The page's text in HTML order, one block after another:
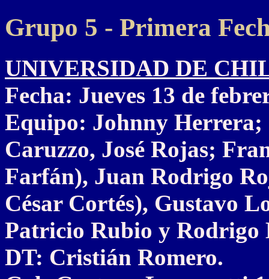
Grupo 5 - Primera
UNIVERSIDAD DE
Fecha: Jueves 13 de
Equipo: Johnny Herrera;
Caruzzo, José Rojas;
Farfán), Juan Rodrigo
César Cortés), Gustavo
Patricio Rubio y Rodrigo
DT: Cristián Romero.